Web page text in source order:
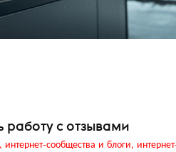
работу с отзывами